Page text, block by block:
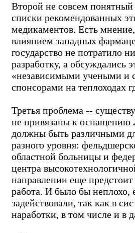
Второй не совсем
списки рекомендованных
медикаментов. Есть
влиянием западных
государство не потратило
разработку, а обсуждались
«независимыми учеными и
спонсорами на теплоходах
Третья проблема --
не привязаны к
должны быть различными
разного уровня:
областной больницы и
центра
направлении еще
работа. И было бы неплохо,
задействовали, так как в
наработки, в том числе и в